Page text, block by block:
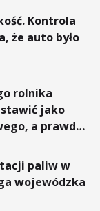
Kontrola
że auto było
rolnika
jako
a prawda
paliw w
wojewódzka